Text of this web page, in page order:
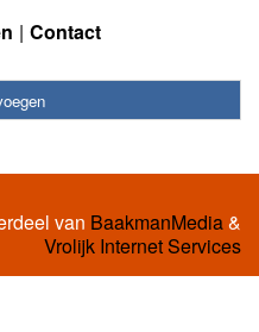
Contact
van BaakmanMedia&
Vrolijk Internet Services